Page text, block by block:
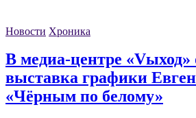
Новости Хроника
В медиа-центре «Vыход»
выставка графики
«Чёрным по белому»